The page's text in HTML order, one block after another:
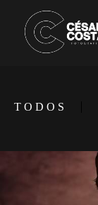
TODOS